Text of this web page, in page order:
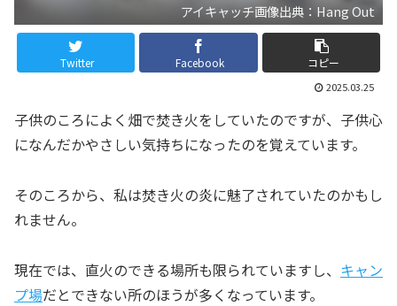
アイキャッチ画像出典：Hang Out
Twitter Facebook コピー
2025.03.25
子供のころによく畑で焚き火をしていたのですが、子供心
になんだかやさしい気持ちになったのを覚えています。
そのころから、私は焚き火の炎に魅了されていたのかもし
れません。
現在では、直火のできる場所も限られていますし、 キャン
プ場だとできない所のほうが多くなっています。